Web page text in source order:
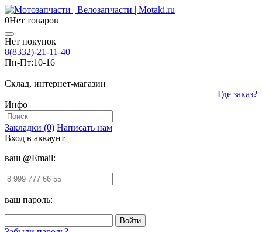
0Нет товаров
Нет покупок
8(8332)-21-11-40
Пн-Пт:10-16
Склад, интернет-магазин
Где заказ?
Инфо
Закладки (0) Написать нам
Вход в аккаунт
ваш @Email:
ваш пароль: